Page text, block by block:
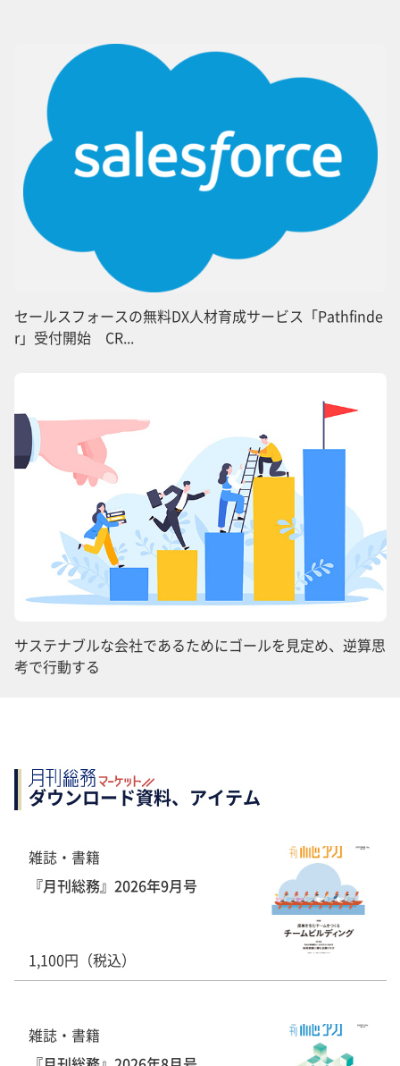
セールスフォースの無料DX人材育成サービス「Pathfinde
r」受付開始 CR...
サステナブルな会社であるためにゴールを見定め、逆算思
考で行動する
ダウンロード資料、アイテム
雑誌・書籍
『月刊総務』2026年9月号
1,100円（税込）
雑誌・書籍